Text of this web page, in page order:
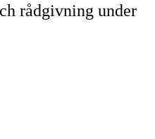
rådgivning under